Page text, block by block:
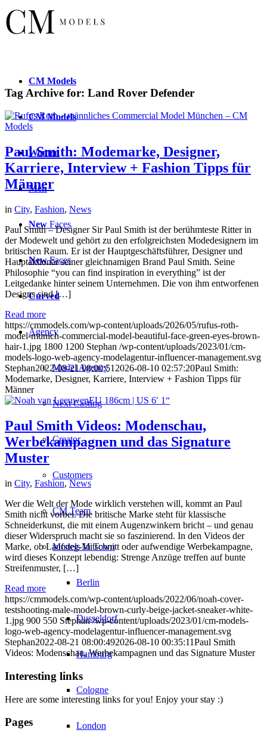
CM Models
CMModels
Women
Men
New Faces
NewFaces
Curved
Agency
Model Agency
Next Casting
Creator
Customers
CM Team
Models In Town
Berlin
Dusseldorf
Hamburg
Cologne
London
Tag Archive for: Land Rover Defender
Paul Smith: Modemarke, Designer,
Karriere, Interview + Fashion Tipps für
Männer
in City, Fashion, News
Paul Smith – Designer Sir Paul Smith ist der berühmteste Ritter in
der Modewelt und gehört zu den erfolgreichsten Modedesignern im
britischen Raum. Er ist der Hauptgeschäftsführer, Designer und
Hauptaktionär seiner gleichnamigen Brand Paul Smith. Seine
Philosophie “you can find inspiration in everything” ist der
Leitgedanke hinter seinem Unternehmen. Die von ihm entworfenen
Designs sind […]
Read more
https://cmmodels.com/wp-content/uploads/2026/05/rufus-roth-
model-munich-commercial-model-beautiful-face-green-eyes-brown-
hair-1.jpg 1800 1200 Stephan /wp-content/uploads/2023/01/cm-
models-logo-web-agency-modelagentur-influencer-management.svg
Stephan2022-08-21 08:00:51 2026-08-10 02:57:20Paul Smith:
Modemarke, Designer, Karriere, Interview + Fashion Tipps für
Männer
Paul Smith Videos: Modenschau,
Werbekampagnen und das Signature
Muster
in City, Fashion, News
Wer die Welt der Mode wirklich verstehen will, kommt an Paul
Smith nicht vorbei. Die britische Marke steht für klassische
Schneiderkunst, die mit einem Augenzwinkern bricht – und genau
dieser Widerspruch macht sie so faszinierend. In den Videos der
Marke, ob Laufsteg-Mitschnitt oder aufwendige Werbekampagne,
wird dieses Konzept lebendig: Strenge Anzüge treffen auf bunte
Streifenmuster, […]
Read more
https://cmmodels.com/wp-content/uploads/2022/06/noah-cover-
testshooting-male-model-brown-curly-beige-jacket-sneaker-white-
1.jpg 900 550 Stephan /wp-content/uploads/2023/01/cm-models-
logo-web-agency-modelagentur-influencer-management.svg
Stephan2022-08-21 08:00:492026-08-10 00:35:11Paul Smith
Videos: Modenschau, Werbekampagnen und das Signature Muster
Interesting links
Here are some interesting links for you! Enjoy your stay :)
Pages